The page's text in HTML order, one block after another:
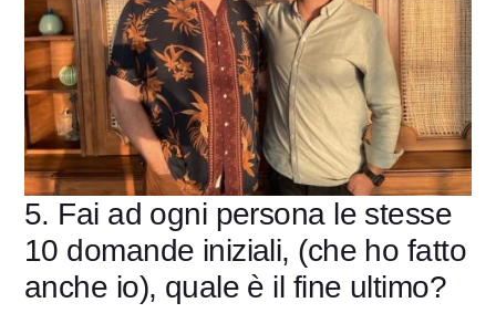
5. Fai ad ogni persona le stesse
10 domande iniziali, (che ho fatto
anche io), quale è il fine ultimo?